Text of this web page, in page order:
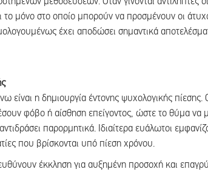
το μόνο στο οποίο μπορούν να προσμένουν οι
έχει αποδώσει σημαντικά
η δημιουργία έντονης ψυχολογικής πίεσης.
φόβο ή αίσθηση επείγοντος, ώστε το θύμα να
παρορμητικά. Ιδιαίτερα ευάλωτοι
που βρίσκονται υπό πίεση χρόνου.
έκκληση για αυξημένη προσοχή και